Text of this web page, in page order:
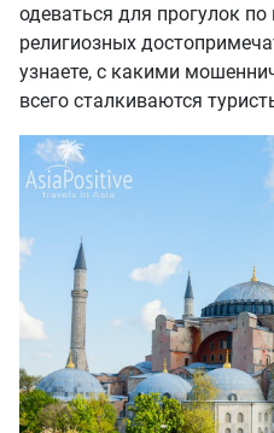
одеваться для прогулок
религиозных
узнаете, с какими
всего сталкиваются